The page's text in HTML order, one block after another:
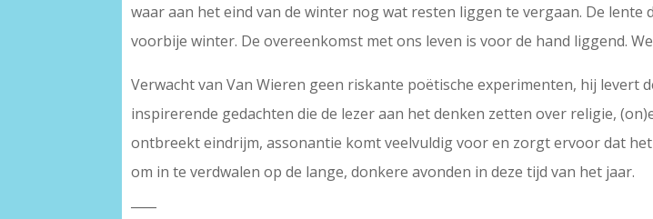
waar aan het eind van de winter nog wat resten liggen te vergaan. De
voorbije winter. De overeenkomst met ons leven is voor de hand liggend.
Verwacht van Van Wieren geen riskante poëtische experimenten, hij levert
inspirerende gedachten die de lezer aan het denken zetten over religie,
ontbreekt eindrijm, assonantie komt veelvuldig voor en zorgt ervoor dat
om in te verdwalen op de lange, donkere avonden in deze tijd van het jaar.